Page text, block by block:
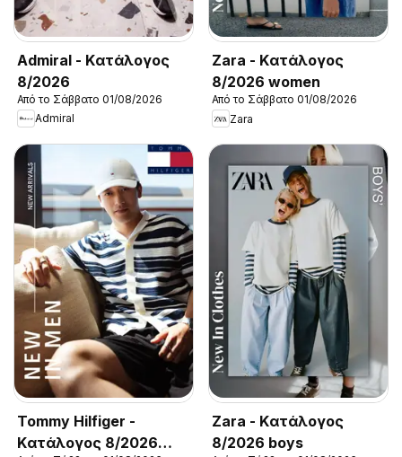
Admiral - Kατάλογος
8/2026
Από το Σάββατο 01/08/2026
Admiral
Zara - Kατάλογος
8/2026 women
Από το Σάββατο 01/08/2026
Zara
Tommy Hilfiger -
Kατάλογος 8/2026
Zara - Kατάλογος
8/2026 boys